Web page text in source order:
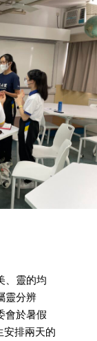
、靈的均
靈分辨
會於暑假
排兩天的